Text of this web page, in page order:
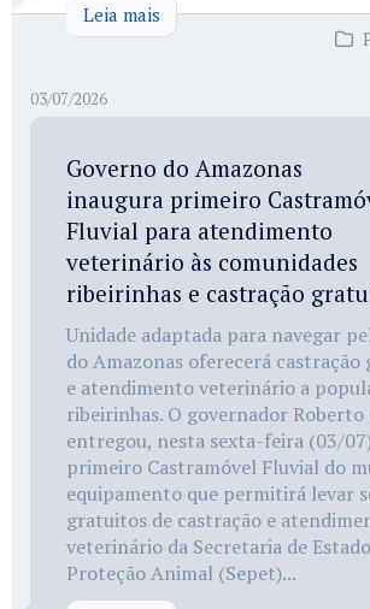
Leia mais
03/07/2026
Governo do Amazonas
inaugura primeiro
Fluvial para atendimento
veterinário às comunidades
ribeirinhas e castração
Unidade adaptada para navegar
do Amazonas oferecerá
e atendimento veterinário a
ribeirinhas. O governador Roberto
entregou, nesta sexta-feira (03/
primeiro Castramóvel Fluvial do
equipamento que permitirá levar
gratuitos de castração e
veterinário da Secretaria de
Proteção Animal (Sepet)...